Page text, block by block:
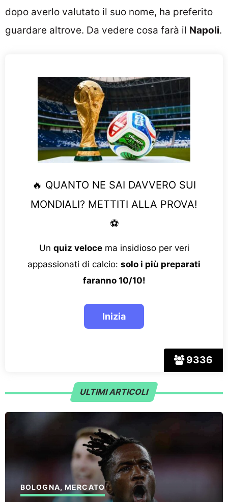
dopo averlo valutato il suo nome, ha preferito
guardare altrove. Da vedere cosa farà il Napoli.
9336
🔥 QUANTO NE SAI DAVVERO SUI
MONDIALI? METTITI ALLA PROVA!
⚽
Un quiz velocema insidioso per veri
appassionati di calcio: solo i più preparati
faranno 10/10!
ULTIMI ARTICOLI
BOLOGNA, MERCATO